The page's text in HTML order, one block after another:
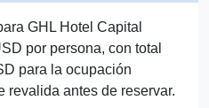
GHL Hotel Capital
por persona, con total
para la ocupación
revalida antes de reservar.